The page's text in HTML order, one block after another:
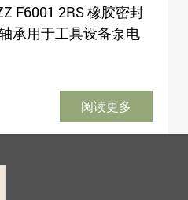
F6001 2RS 橡胶密封
承用于工具设备泵电
阅读更多